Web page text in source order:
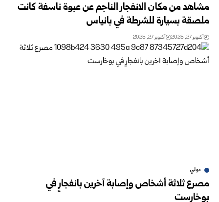
مشاهد من مكان الانفجار الناجم عن عبوة ناسفة كانت
ملصقة بسيارة للشرطة في بانياس
أكتوبر 27, 2025 أكتوبر 27, 2025
دولي
مصرع ثلاثة أشخاص وإصابة آخرين بانفجارٍ في
بوخارست